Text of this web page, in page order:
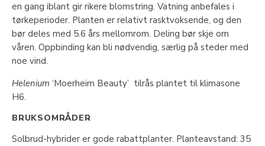
en gang iblant gir rikere blomstring. Vatning anbefales i
tørkeperioder. Planten er relativt rasktvoksende, og den
bør deles med 5.6 års mellomrom. Deling bør skje om
våren. Oppbinding kan bli nødvendig, særlig på steder med
noe vind.
Helenium ‘Moerheim Beauty’ tilrås plantet til klimasone
H6.
BRUKSOMRÅDER
Solbrud-hybrider er gode rabattplanter. Planteavstand: 35